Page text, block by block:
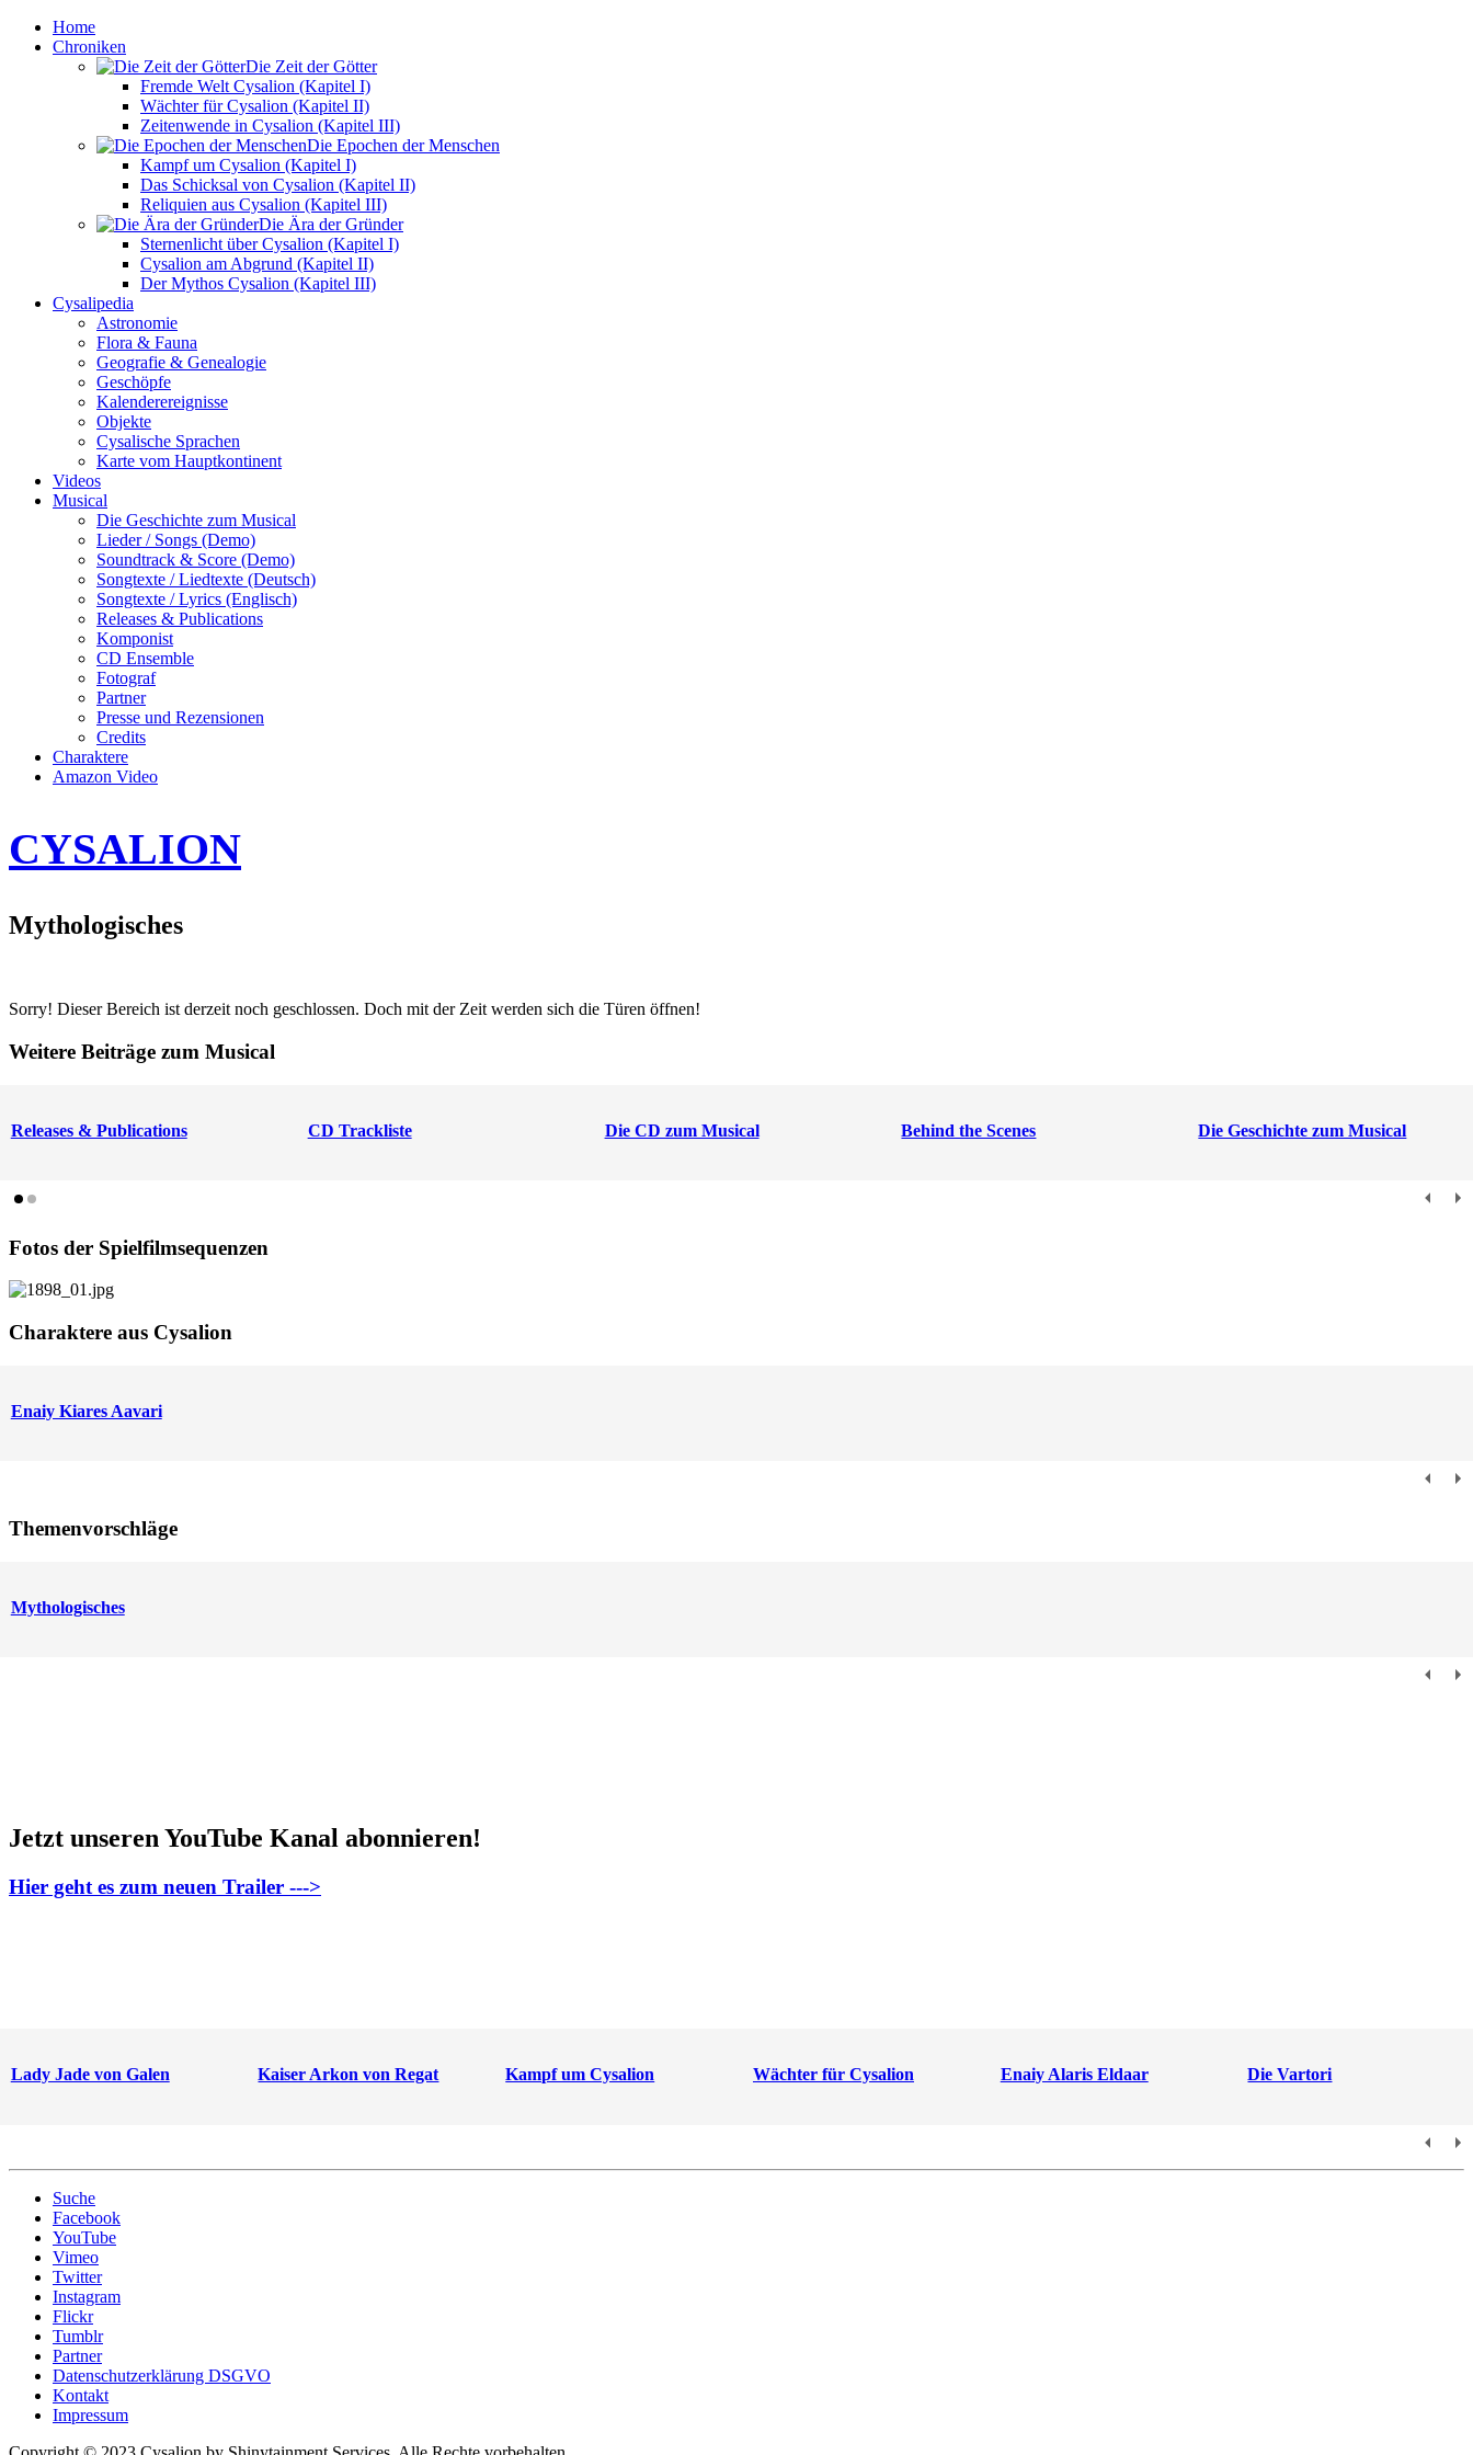
Home
Chroniken
Die Zeit der Götter
Fremde Welt Cysalion (Kapitel I)
Wächter für Cysalion (Kapitel II)
Zeitenwende in Cysalion (Kapitel III)
Die Epochen der Menschen
Kampf um Cysalion (Kapitel I)
Das Schicksal von Cysalion (Kapitel II)
Reliquien aus Cysalion (Kapitel III)
Die Ära der Gründer
Sternenlicht über Cysalion (Kapitel I)
Cysalion am Abgrund (Kapitel II)
Der Mythos Cysalion (Kapitel III)
Cysalipedia
Astronomie
Flora & Fauna
Geografie & Genealogie
Geschöpfe
Kalenderereignisse
Objekte
Cysalische Sprachen
Karte vom Hauptkontinent
Videos
Musical
Die Geschichte zum Musical
Lieder / Songs (Demo)
Soundtrack & Score (Demo)
Songtexte / Liedtexte (Deutsch)
Songtexte / Lyrics (Englisch)
Releases & Publications
Komponist
CD Ensemble
Fotograf
Partner
Presse und Rezensionen
Credits
Charaktere
Amazon Video
CYSALION
Mythologisches
Sorry! Dieser Bereich ist derzeit noch geschlossen. Doch mit der Zeit werden sich die Türen öffnen!
Weitere Beiträge zum Musical
Releases & Publications CD Trackliste Die CD zum Musical Behind the Scenes Die Geschichte zum Musical
Fotos der Spielfilmsequenzen
Charaktere aus Cysalion
Enaiy Kiares Aavari
Themenvorschläge
Mythologisches
Jetzt unseren YouTube Kanal abonnieren!
Hier geht es zum neuen Trailer --->
Lady Jade von Galen Kaiser Arkon von Regat Kampf um Cysalion Wächter für Cysalion Enaiy Alaris Eldaar Die Vartori
Suche
Facebook
YouTube
Vimeo
Twitter
Instagram
Flickr
Tumblr
Partner
Datenschutzerklärung DSGVO
Kontakt
Impressum